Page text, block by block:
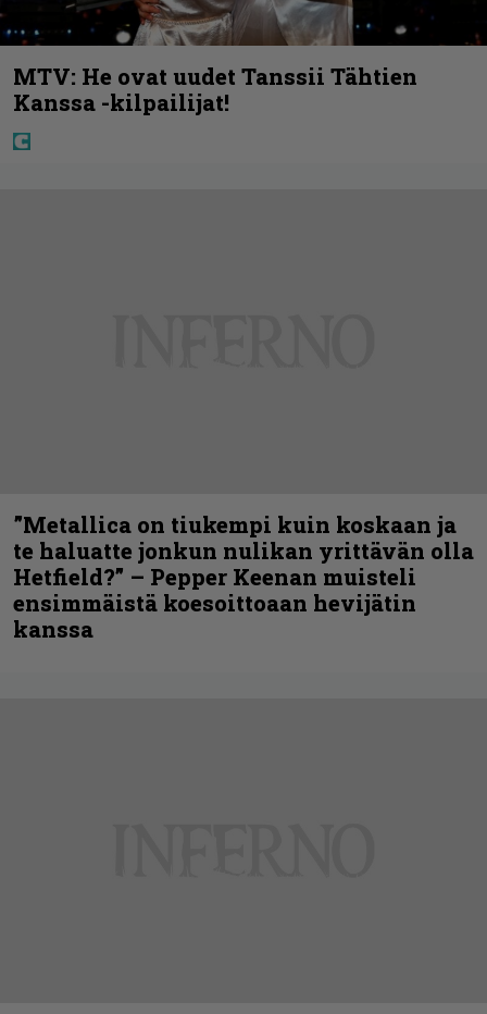
MTV: He ovat uudet Tanssii Tähtien
Kanssa -kilpailijat!
”Metallica on tiukempi kuin koskaan ja
te haluatte jonkun nulikan yrittävän olla
Hetfield?” – Pepper Keenan muisteli
ensimmäistä koesoittoaan hevijätin
kanssa